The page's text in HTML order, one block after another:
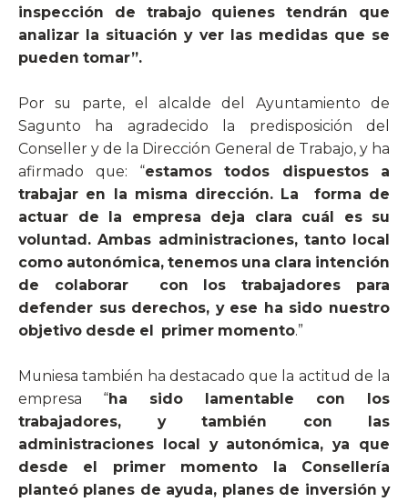
inspección de trabajo quienes tendrán que
analizar la situación y ver las medidas que se
pueden tomar”.
Por su parte, el alcalde del Ayuntamiento de
Sagunto ha agradecido la predisposición del
Conseller y de la Dirección General de Trabajo, y ha
afirmado que: “estamos todos dispuestos a
trabajar en la misma dirección. La
forma de
actuar de la empresa deja clara cuál es su
voluntad. Ambas administraciones, tanto local
como autonómica, tenemos una clara intención
de colaborar
con los trabajadores para
defender sus derechos, y ese ha sido nuestro
objetivo desde el primer momento.”
Muniesa también ha destacado que la actitud de la
empresa “ha sido lamentable con los
trabajadores, y también con las
administraciones local y autonómica, ya que
desde el primer momento la Consellería
planteó planes de ayuda, planes de inversión y